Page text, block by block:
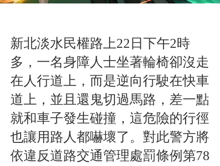
新北淡水民權路上22日下午2時
多，一名身障人士坐著輪椅卻沒走
在人行道上，而是逆向行駛在快車
道上，並且還鬼切過馬路，差一點
就和車子發生碰撞，這危險的行徑
也讓用路人都嚇壞了。 對此警方將
依違反道路交通管理處罰條例第78